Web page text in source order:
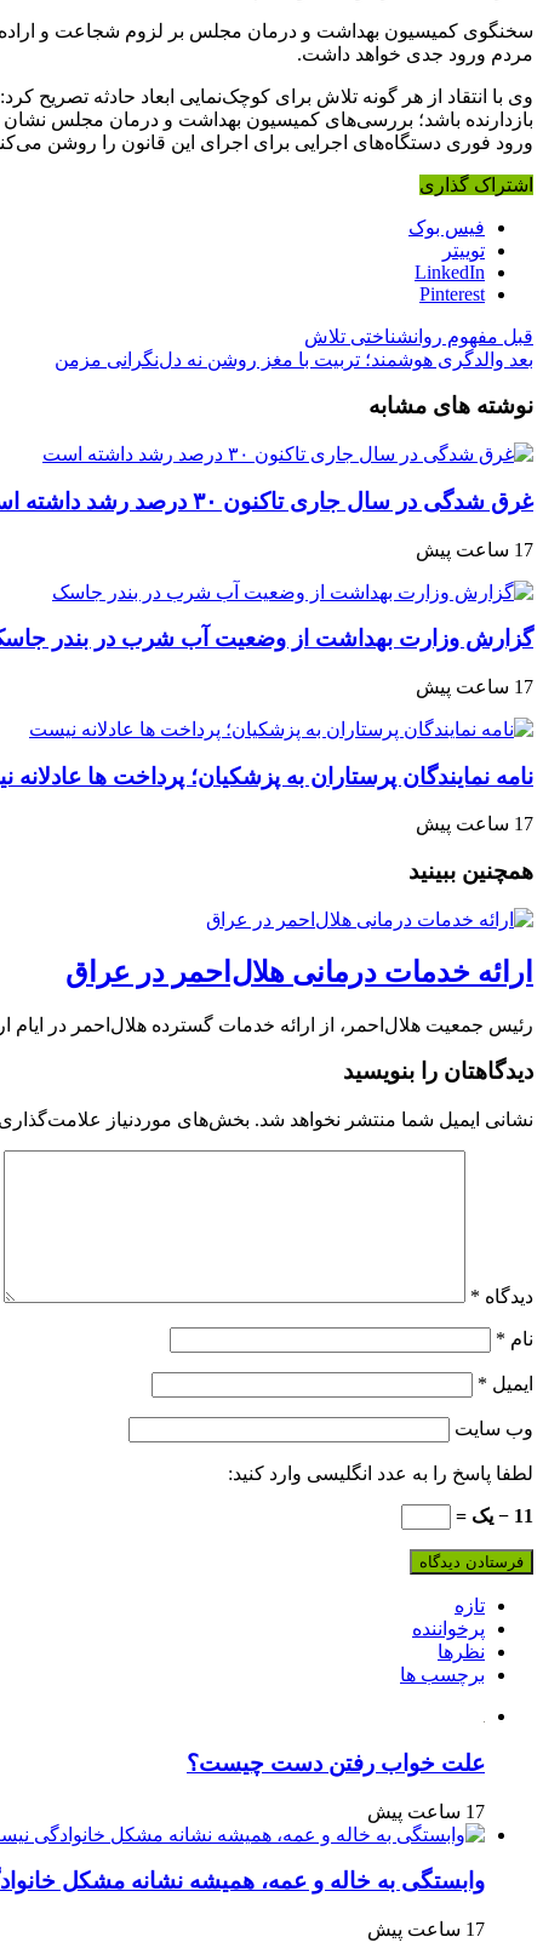
سخنگوی کمیسیون بهداشت و درمان مجلس بر لزوم شجاعت و اراده
مردم ورود جدی خواهد داشت.
وی با انتقاد از هر گونه تلاش برای کوچک‌نمایی ابعاد حادثه تصریح
بازدارنده باشد؛ بررسی‌های کمیسیون بهداشت و درمان مجلس نشان
ورود فوری دستگاه‌های اجرایی برای اجرای این قانون را روشن
اشتراک گذاری
فیس بوک
توییتر
LinkedIn
Pinterest
قبل مفهوم روانشناختی تلاش
بعد والدگری هوشمند؛ تربیت با مغز روشن نه دل‌نگرانی مزمن
نوشته های مشابه
غرق شدگی در سال جاری تاکنون ۳۰ درصد رشد داشته است
17 ساعت پیش
گزارش وزارت بهداشت از وضعیت آب شرب در بندر
17 ساعت پیش
نامه نمایندگان پرستاران به پزشکیان؛ پرداخت ها عادلانه
17 ساعت پیش
همچنین ببینید
ارائه خدمات درمانی هلال‌احمر در عراق
رئیس جمعیت هلال‌احمر، از ارائه خدمات گسترده هلال‌احمر در ایام
دیدگاهتان را بنویسید
نشانی ایمیل شما منتشر نخواهد شد. بخش‌های موردنیاز
دیدگاه *
نام *
ایمیل *
وب‌ سایت
لطفا پاسخ را به عدد انگلیسی وارد کنید:
11 − یک =
تازه
پرخواننده
نظرها
برچسب ها
علت خواب رفتن دست چیست؟
17 ساعت پیش
وابستگی به خاله و عمه، همیشه نشانه مشکل
17 ساعت پیش